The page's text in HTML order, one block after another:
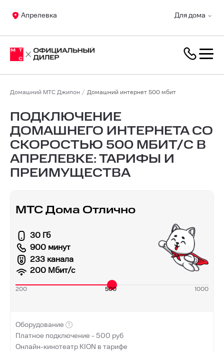
Для дома
Апрелевка
Домашний МТС Джипон Домашний интернет 500 мбит
ПОДКЛЮЧЕНИЕ
ДОМАШНЕГО ИНТЕРНЕТА СО
СКОРОСТЬЮ 500 МБИТ/С В
АПРЕЛЕВКЕ: ТАРИФЫ И
ПРЕИМУЩЕСТВА
МТС Дома Отлично
30 Гб
900 минут
233 канала
200 Мбит/с
200 500 1000
Оборудование
Платное подключение -500 руб
Онлайн-кинотеатр KION в тарифе